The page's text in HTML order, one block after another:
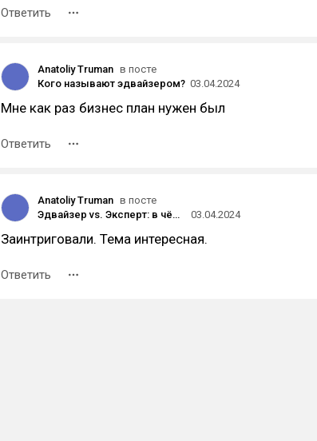
Ответить
Anatoliy Truman в посте
Кого называют эдвайзером? 03.04.2024
Мне как раз бизнес план нужен был
Ответить
Anatoliy Truman в посте
Эдвайзер vs. Эксперт: в чём отличия?
03.04.2024
Заинтриговали. Тема интересная.
Ответить